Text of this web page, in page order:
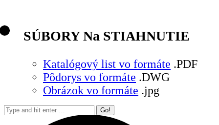
SÚBORY Na STIAHNUTIE
Katalógový list vo formáte .PDF
Pôdorys vo formáte .DWG
Obrázok vo formáte .jpg
Search: